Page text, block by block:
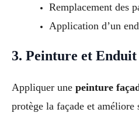
Remplacement des
Application d’un
3. Peinture et Enduit
Appliquer une peinture
protège la façade et améliore